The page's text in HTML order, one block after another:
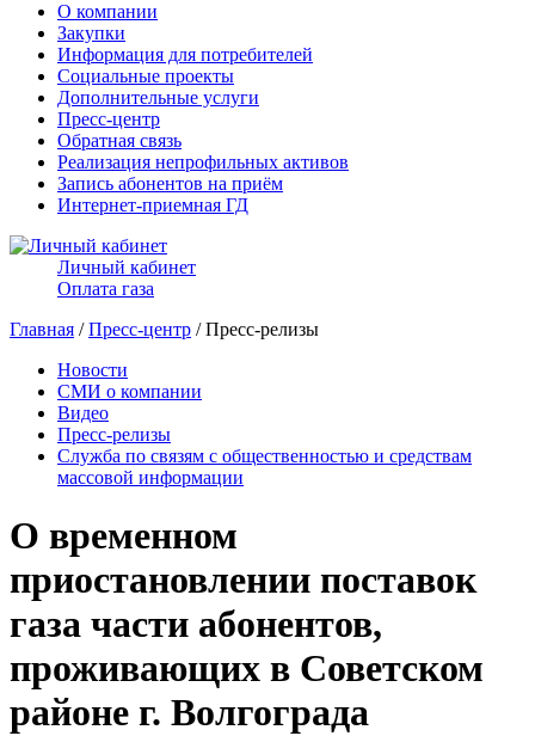
О компании
Закупки
Информация для потребителей
Социальные проекты
Дополнительные услуги
Пресс-центр
Обратная связь
Реализация непрофильных активов
Запись абонентов на приём
Интернет-приемная ГД
Личный кабинет
Оплата газа
Главная /Пресс-центр / Пресс-релизы
Новости
СМИ о компании
Видео
Пресс-релизы
Служба по связям с общественностью и средствам
массовой информации
О временном
приостановлении поставок
газа части абонентов,
проживающих в Советском
районе г. Волгограда